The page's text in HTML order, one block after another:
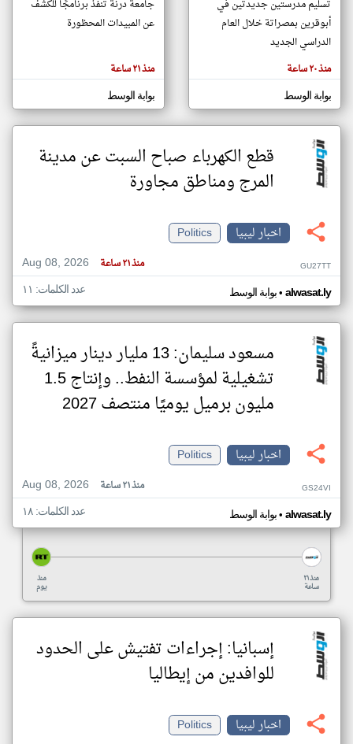
مصادر الأخبار من ليبيا
اخبار ليبيا على مدار الساعة
أهم اخبار ليبيا العاجلة والمباشرة
المقالات
هنا عن
وجهة
كاتبيها.
تسليم مدرستين جديدتين في
أبوقرين بمصراتة خلال العام
الدراسي الجديد
منذ ٢٠ ساعة
بوابة الوسط
جامعة درنة تنفذ برنامجًا للكشف
عن المبيدات المحظورة
منذ ٢١ ساعة
بوابة الوسط
قطع الكهرباء صباح السبت عن مدينة
المرج ومناطق مجاورة
اخبار ليبيا
Politics
Aug 08, 2026
منذ ٢١ ساعة GU27TT
بوابة الوسط• alwasat.ly عدد الكلمات: ١١
مسعود سليمان: 13 مليار دينار ميزانيةً
تشغيلية لمؤسسة النفط.. وإنتاج 1.5
مليون برميل يوميًا منتصف 2027
اخبار ليبيا
Politics
Aug 08, 2026
منذ ٢١ ساعة GS24VI
بوابة الوسط• alwasat.ly عدد الكلمات: ١٨
منذ
يوم
منذ ٢١
ساعة
إسبانيا: إجراءات تفتيش على الحدود
للوافدين من إيطاليا
اخبار ليبيا
Politics
klyoum.com